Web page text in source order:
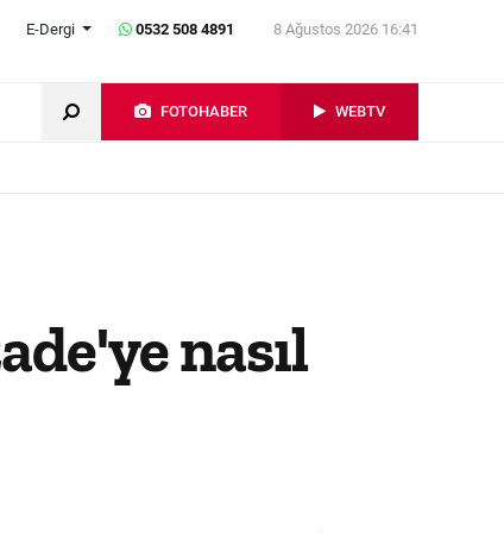
E-Dergi 0532 508 4891 8 Ağustos 2026 16:41
FOTOHABER WEBTV
nasıl